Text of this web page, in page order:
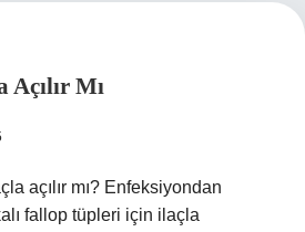
Mı
açılır mı? Enfeksiyondan
fallop tüpleri için ilaçla